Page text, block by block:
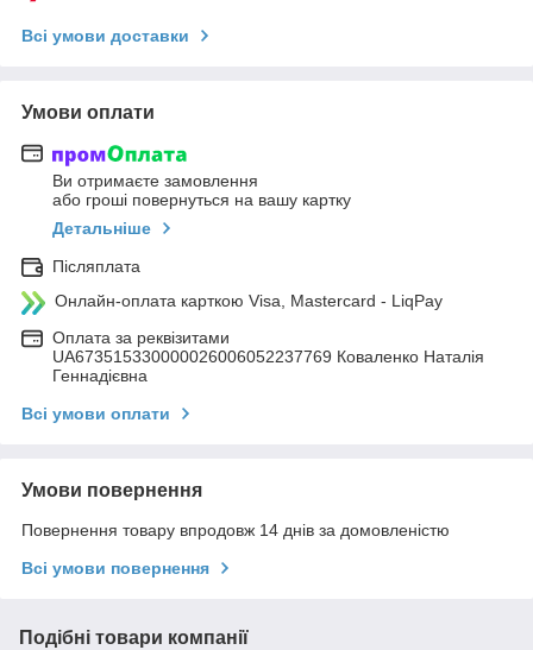
Всі умови доставки
Умови оплати
Ви отримаєте замовлення
або гроші повернуться на вашу картку
Детальніше
Післяплата
Онлайн-оплата карткою Visa, Mastercard - LiqPay
Оплата за реквізитами
UA673515330000026006052237769 Коваленко Наталія
Геннадієвна
Всі умови оплати
Умови повернення
Повернення товару впродовж 14 днів за домовленістю
Всі умови повернення
Подібні товари компанії